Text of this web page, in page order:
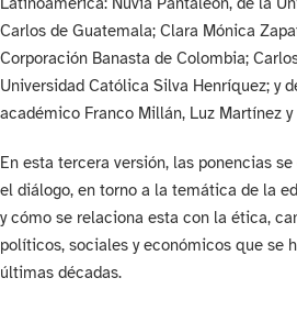
Carlos de Guatemala; Clara Mónica
Corporación Banasta de Colombia;
Universidad Católica Silva Henríquez; y
académico Franco Millán, Luz Martínez y
En esta tercera versión, las ponencias
el diálogo, en torno a la temática de la
y cómo se relaciona esta con la ética,
políticos, sociales y económicos que se
últimas décadas.